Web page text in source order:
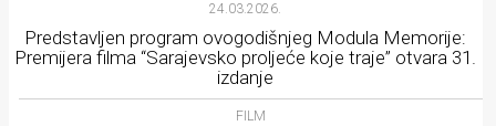
24.03.2026.
Predstavljen program ovogodišnjeg Modula Memorije:
Premijera filma “Sarajevsko proljeće koje traje” otvara 31.
izdanje
FILM